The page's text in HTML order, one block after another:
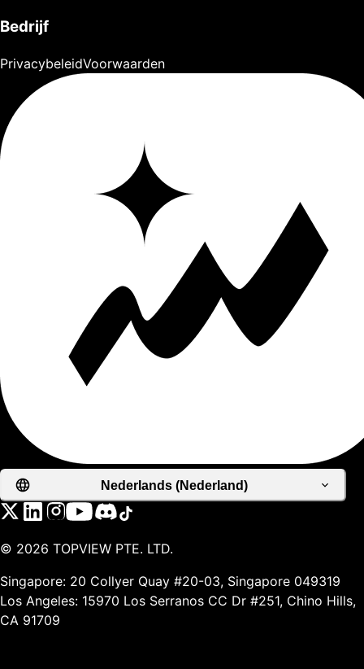
Bedrijf
PrivacybeleidVoorwaarden
Nederlands (Nederland)
© 2026 TOPVIEW PTE. LTD.
Singapore: 20 Collyer Quay #20-03, Singapore 049319
Los Angeles: 15970 Los Serranos CC Dr #251, Chino Hills,
CA 91709